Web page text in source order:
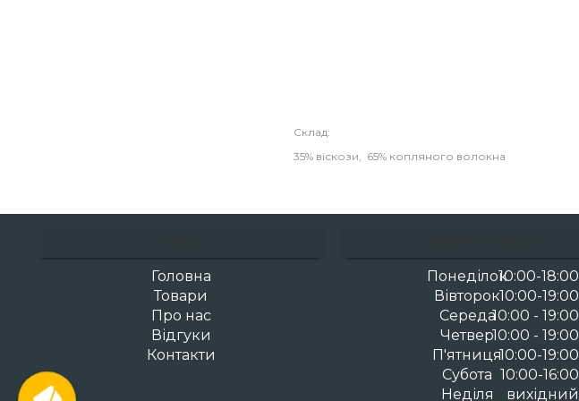
Склад:
35% віскози, 65% копляного волокна
Головна
Товари
Про нас
Відгуки
Контакти
Понеділок10:00-18:00
Вівторок10:00-19:00
Середа10:00 - 19:00
Четвер10:00 - 19:00
П'ятниця10:00-19:00
Субота 10:00-16:00
Неділя
вихідний